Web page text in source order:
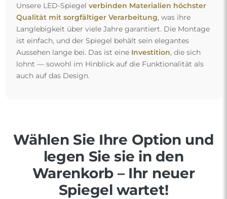
Unsere LED-Spiegel verbinden Materialien höchster
Qualität mit sorgfältiger Verarbeitung, was ihre
Langlebigkeit über viele Jahre garantiert. Die Montage
ist einfach, und der Spiegel behält sein elegantes
Aussehen lange bei. Das ist eine Investition, die sich
lohnt — sowohl im Hinblick auf die Funktionalität als
auch auf das Design.
Wählen Sie Ihre Option und
legen Sie sie in den
Warenkorb – Ihr neuer
Spiegel wartet!